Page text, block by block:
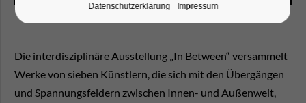
Die interdisziplinäre Ausstellung „In Between“ versammelt
Werke von sieben Künstlern, die sich mit den Übergängen
und Spannungsfeldern zwischen Innen- und Außenwelt,
Datenschutzerklärung Impressum